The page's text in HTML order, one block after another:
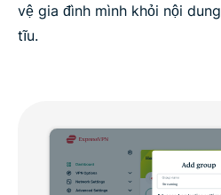
vệ gia đình mình khỏi nội
tĩu.